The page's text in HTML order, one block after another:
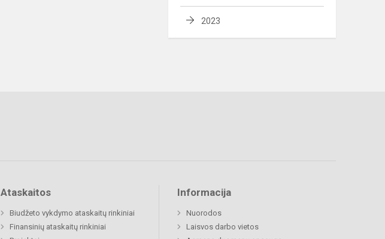
2023
Ataskaitos
Biudžeto vykdymo ataskaitų rinkiniai
Finansinių ataskaitų rinkiniai
Informacija
Nuorodos
Laisvos darbo vietos